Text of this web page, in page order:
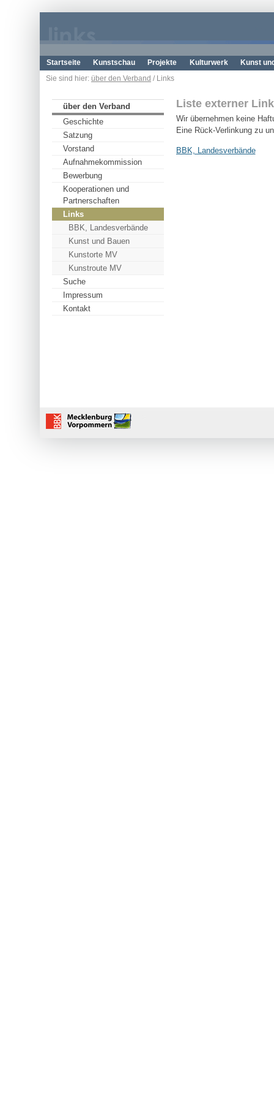
Startseite Kunstschau Projekte Kulturwerk
Kunst
Sie sind hier: über den Verband / Links
über den Verband
Geschichte
Satzung
Vorstand
Aufnahmekommission
Bewerbung
Kooperationen und
Partnerschaften
Links
BBK, Landesverbände
Kunst und Bauen
Kunstorte MV
Kunstroute MV
Suche
Impressum
Kontakt
Liste externer
Wir übernehmen keine
Eine Rück-Verlinkung zu
BBK, Landesverbände